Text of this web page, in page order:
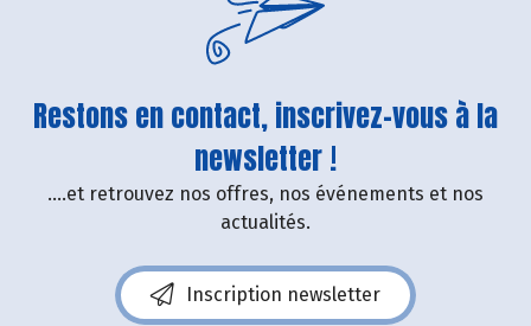
Restons en contact, inscrivez-vous à la
newsletter !
....et retrouvez nos offres, nos événements et nos
actualités.
Inscription newsletter